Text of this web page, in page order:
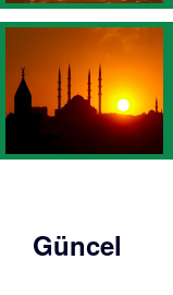
Güncel